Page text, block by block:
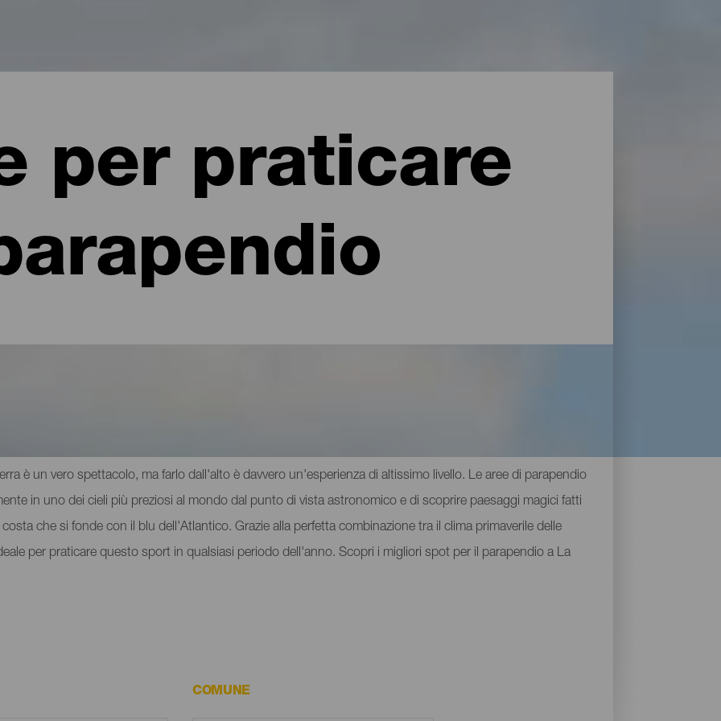
per praticare
è un vero spettacolo, ma farlo dall'alto è davvero un'esperienza di altissimo livello. Le aree di parapendio
in uno dei cieli più preziosi al mondo dal punto di vista astronomico e di scoprire paesaggi magici fatti
che si fonde con il blu dell'Atlantico. Grazie alla perfetta combinazione tra il clima primaverile delle
per praticare questo sport in qualsiasi periodo dell'anno. Scopri i migliori spot per il parapendio a La
COMUNE